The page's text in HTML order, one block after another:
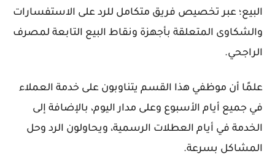
البيع؛ عبر تخصيص فريق متكامل للرد على الاستفسارات
والشكاوى المتعلقة بأجهزة ونقاط البيع التابعة لمصرف
الراجحي.
علمًا أن موظفي هذا القسم يتناوبون على خدمة العملاء
في جميع أيام الأسبوع وعلى مدار اليوم، بالإضافة إلى
الخدمة في أيام العطلات الرسمية، ويحاولون الرد وحل
المشاكل بسرعة.